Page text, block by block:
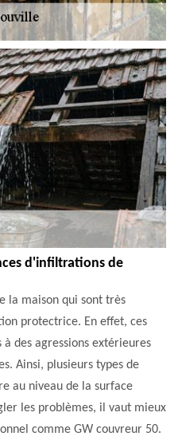
d'infiltrations de
la maison qui sont très
protectrice. En effet, ces
à des agressions extérieures
Ainsi, plusieurs types de
au niveau de la surface
les problèmes, il vaut mieux
comme GW couvreur 50.